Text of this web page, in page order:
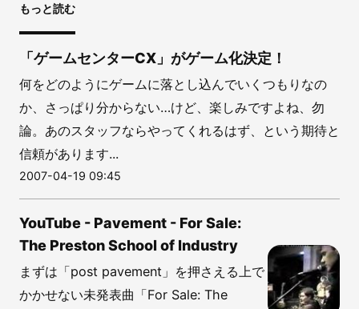
もっと読む
「ゲームセンターCX」がゲーム化決定！
何をどのようにゲームに落とし込んでいくつもりなの
か、さっぱり分からない…けど、楽しみですよね、勿
論。あのスタッフならやってくれるはず、という期待と
信頼があります...
2007-04-19 09:45
YouTube - Pavement - For Sale:
The Preston School of Industry
まずは「post pavement」を押さえる上で
かかせない未発表曲「For Sale: The